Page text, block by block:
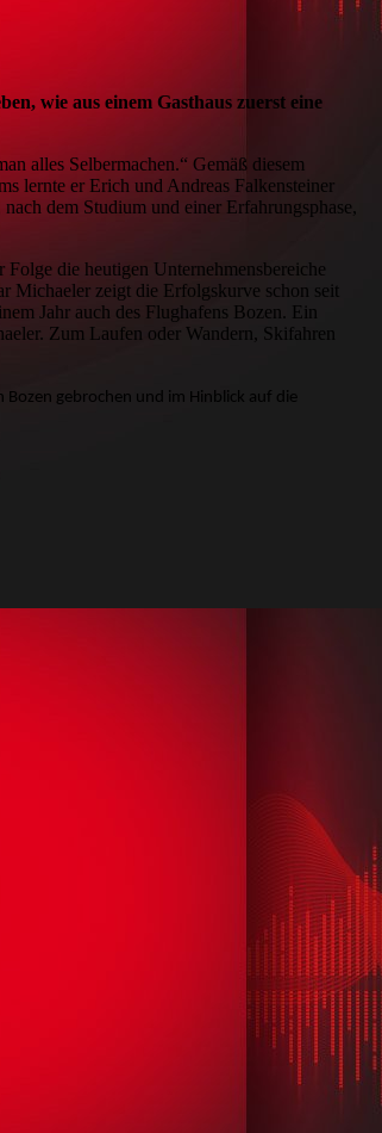
wie aus einem Gasthaus zuerst eine
alles Selbermachen.“ Gemäß diesem
lernte er Erich und Andreas Falkensteiner
dem Studium und einer Erfahrungsphase,
die heutigen Unternehmensbereiche
Michaeler zeigt die Erfolgskurve schon seit
Jahr auch des Flughafens Bozen. Ein
Zum Laufen oder Wandern, Skifahren
Bozen gebrochen und im Hinblick auf die